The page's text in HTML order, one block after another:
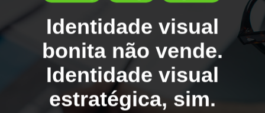
Identidade visual
bonita não vende.
Identidade visual
estratégica, sim.